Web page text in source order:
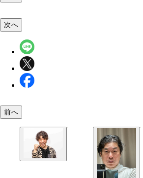
次へ
前へ